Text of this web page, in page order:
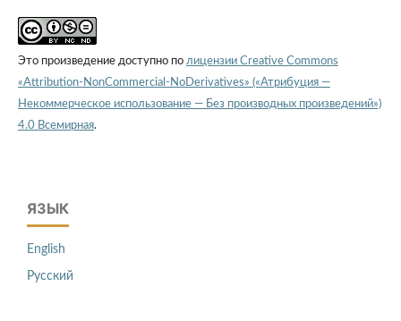
Это произведение доступно по лицензии Creative Commons
«Attribution-NonCommercial-NoDerivatives» («Атрибуция —
Некоммерческое использование — Без производных произведений»)
4.0 Всемирная.
ЯЗЫК
English
Русский